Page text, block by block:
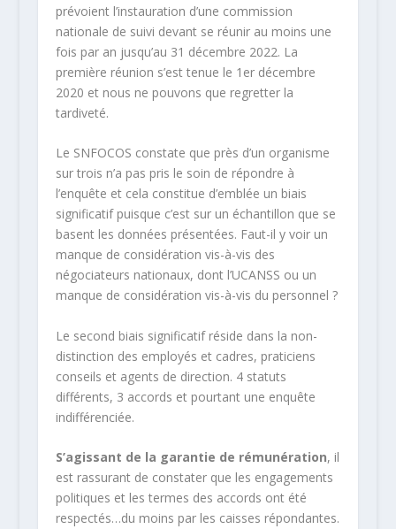
prévoient l’instauration d’une commission
nationale de suivi devant se réunir au moins une
fois par an jusqu’au 31 décembre 2022. La
première réunion s’est tenue le 1 erdécembre
2020 et nous ne pouvons que regretter la
tardiveté.
Le SNFOCOS constate que près d’un organisme
sur trois n’a pas pris le soin de répondre à
l’enquête et cela constitue d’emblée un biais
significatif puisque c’est sur un échantillon que se
basent les données présentées. Faut-il y voir un
manque de considération vis-à-vis des
négociateurs nationaux, dont l’UCANSS ou un
manque de considération vis-à-vis du personnel ?
Le second biais significatif réside dans la non-
distinction des employés et cadres, praticiens
conseils et agents de direction. 4 statuts
différents, 3 accords et pourtant une enquête
indifférenciée.
S’agissant de la garantie de rémunération, il
est rassurant de constater que les engagements
politiques et les termes des accords ont été
respectés…du moins par les caisses répondantes.